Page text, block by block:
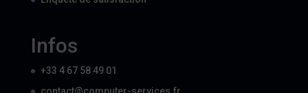
Infos
+33 4 67 58 49 01